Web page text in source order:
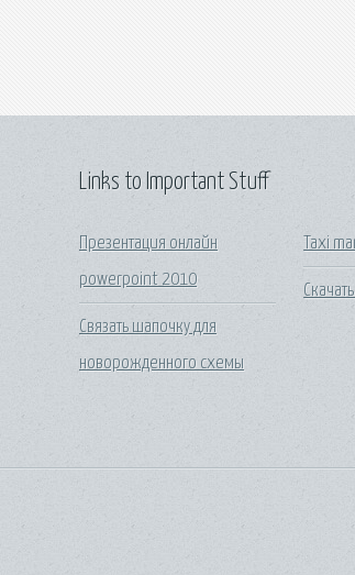
Links to Important Stuff
Презентация онлайн
powerpoint 2010
Связать шапочку для
новорожденного схемы
Taxi